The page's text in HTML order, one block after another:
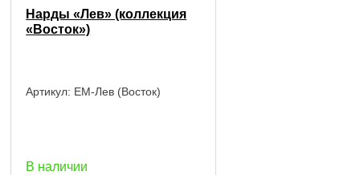
Нарды «Лев» (коллекция
«Восток»)
Артикул: EM-Лев (Восток)
В наличии